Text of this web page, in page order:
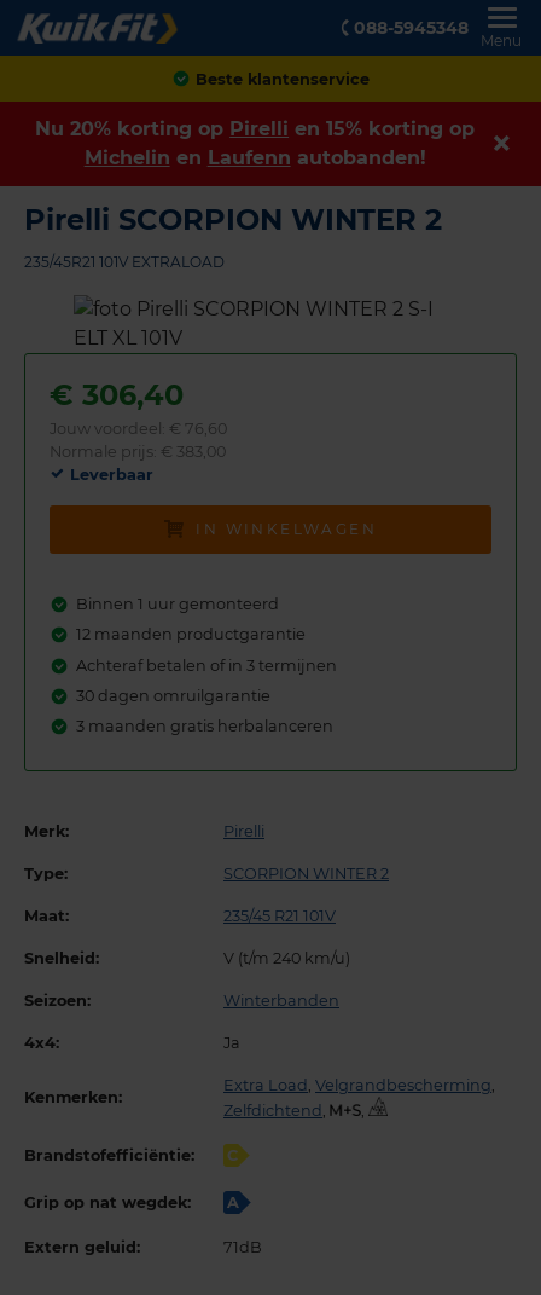
088-5945348
Menu
Achteraf betalen
Nu 20% korting op Pirelli en 15% korting op
Michelin en Laufenn autobanden!
Pirelli SCORPION WINTER 2
235/45R21 101V EXTRALOAD
€ 306,40
Jouw voordeel: € 76,60
Normale prijs: € 383,00
Leverbaar
IN WINKELWAGEN
Binnen 1 uur gemonteerd
12 maanden productgarantie
Achteraf betalen of in 3 termijnen
30 dagen omruilgarantie
3 maanden gratis herbalanceren
Merk: Pirelli
Type: SCORPION WINTER 2
Maat: 235/45 R21 101V
Snelheid: V (t/m 240 km/u)
Seizoen: Winterbanden
4x4: Ja
Kenmerken:
Extra Load Velgrandbescherming
Zelfdichtend
,
Brandstofefficiëntie: C
Grip op nat wegdek: A
Extern geluid: 71dB